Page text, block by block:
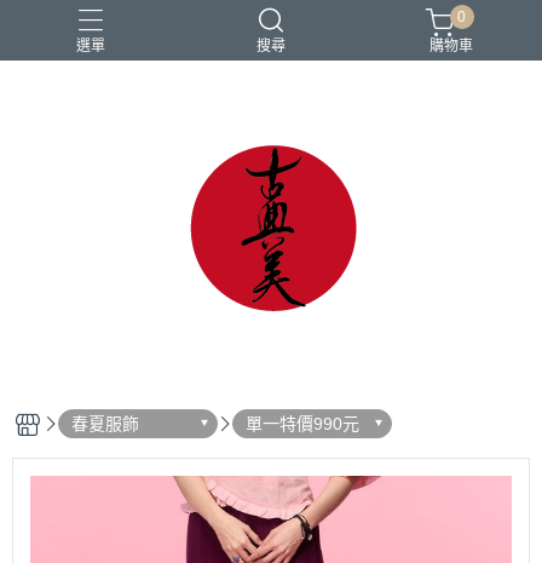
選單 搜尋
棉麻 茶禪服
0
購物車
春夏服飾 單一特價990元